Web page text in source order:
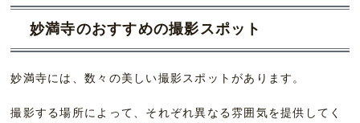
妙満寺のおすすめの撮影スポット
妙満寺には、数々の美しい撮影スポットがあります。
撮影する場所によって、それぞれ異なる雰囲気を提供してく